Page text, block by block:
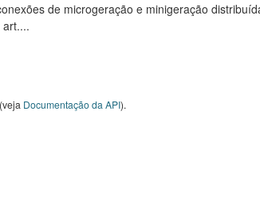
de microgeração e minigeração
Documentação da API).